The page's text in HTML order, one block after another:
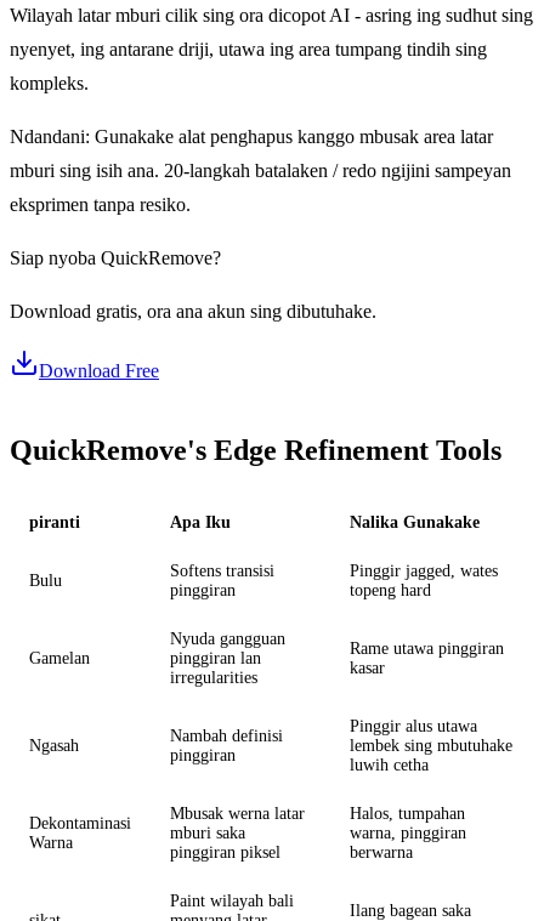
Wilayah latar mburi cilik sing ora dicopot AI - asring ing sudhut sing
nyenyet, ing antarane driji, utawa ing area tumpang tindih sing
kompleks.
Ndandani: Gunakake alat penghapus kanggo mbusak area latar
mburi sing isih ana. 20-langkah batalaken / redo ngijini sampeyan
eksprimen tanpa resiko.
Siap nyoba QuickRemove?
Download gratis, ora ana akun sing dibutuhake.
Download Free
QuickRemove's Edge Refinement Tools
piranti Apa Iku Nalika Gunakake
Bulu
Softens transisi
pinggiran
Pinggir jagged, wates
topeng hard
Gamelan
Nyuda gangguan
pinggiran lan
irregularities
Rame utawa pinggiran
kasar
Ngasah
Nambah definisi
pinggiran
Pinggir alus utawa
lembek sing mbutuhake
luwih cetha
Dekontaminasi
Warna
Mbusak werna latar
mburi saka
pinggiran piksel
Halos, tumpahan
warna, pinggiran
berwarna
Paint wilayah bali
Ilang bagean saka